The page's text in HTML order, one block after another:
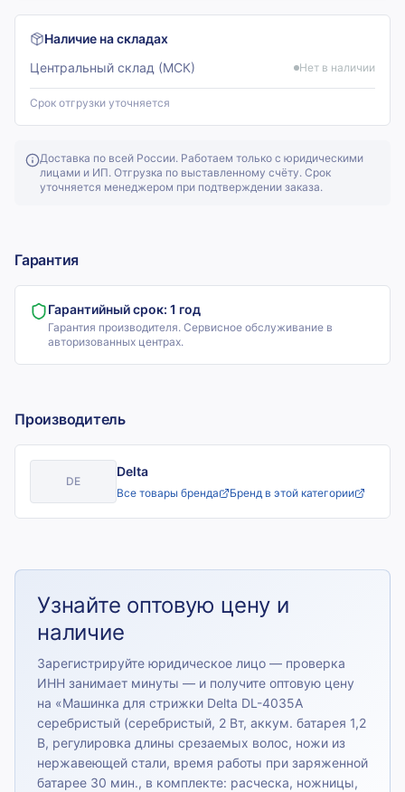
Наличие на складах
Центральный склад (МСК)
Нет в наличии
Срок отгрузки уточняется
Доставка по всей России. Работаем только с юридическими
лицами и ИП. Отгрузка по выставленному счёту. Срок
уточняется менеджером при подтверждении заказа.
Гарантия
Гарантийный срок: 1 год
Гарантия производителя. Сервисное обслуживание в
авторизованных центрах.
Производитель
DE
Delta
Все товары бренда Бренд в этой категории
Узнайте оптовую цену и
наличие
Зарегистрируйте юридическое лицо — проверка
ИНН занимает минуты — и получите оптовую цену
на «Машинка для стрижки Delta DL-4035А
серебристый (серебристый, 2 Вт, аккум. батарея 1,2
В, регулировка длины срезаемых волос, ножи из
нержавеющей стали, время работы при заряженной
батарее 30 мин., в комплекте: расческа, ножницы,